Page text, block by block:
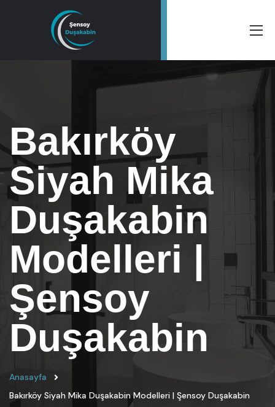
Bakırköy
Siyah Mika
Duşakabin
Modelleri |
Şensoy
Duşakabin
Anasayfa
Bakırköy Siyah Mika Duşakabin Modelleri | Şensoy Duşakabin